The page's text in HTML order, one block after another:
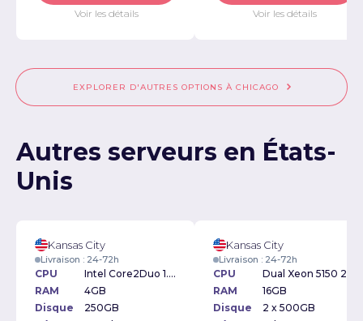
Voir les détails Voir les détails
EXPLORER D'AUTRES OPTIONS À CHICAGO
Autres serveurs en États-
Unis
Kansas City
Livraison : 24-72h
CPU
Intel Core2Duo 1.6GHz
RAM
4GB
Disque
250GB
Kansas City
Livraison : 24-72h
CPU
RAM
16GB
Disque
2 x 500GB